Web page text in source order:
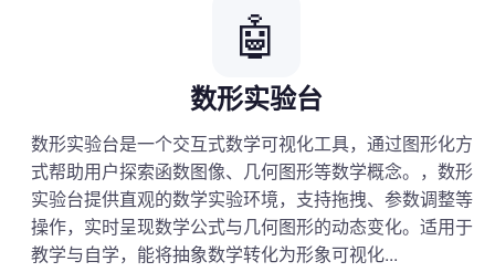
🤖
数形实验台
数形实验台是一个交互式数学可视化工具，通过图形化方
式帮助用户探索函数图像、几何图形等数学概念。，数形
实验台提供直观的数学实验环境，支持拖拽、参数调整等
操作，实时呈现数学公式与几何图形的动态变化。适用于
教学与自学，能将抽象数学转化为形象可视化...